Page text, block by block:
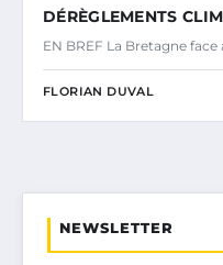
DÉRÈGLEMENTS
EN BREF La Bretagne
FLORIAN DUVAL
NEWSLETTER